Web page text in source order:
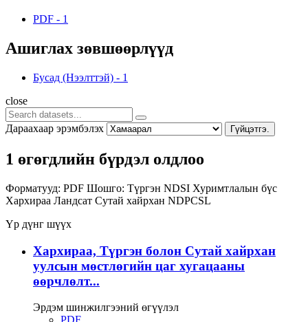
PDF - 1
Ашиглах зөвшөөрлүүд
Бусад (Нээлттэй) - 1
close
Дараахаар эрэмбэлэх Гүйцэтгэ.
1 өгөгдлийн бүрдэл олдлоо
Форматууд: PDF Шошго: Түргэн NDSI Хуримтлалын бүс
Хархираа Ландсат Сутай хайрхан NDPCSL
Үр дүнг шүүх
Хархираа, Түргэн болон Сутай хайрхан
уулсын мөстлөгийн цаг хугацааны
өөрчлөлт...
Эрдэм шинжилгээний өгүүлэл